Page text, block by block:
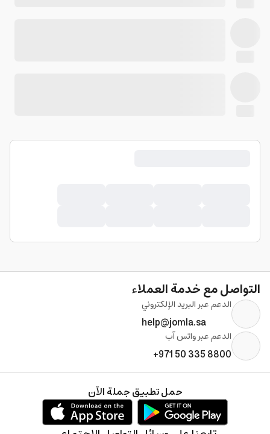
التواصل مع خدمة العملاء
الدعم عبر البريد الإلكتروني
help@jomla.sa
الدعم عبر واتس آب
+971 50 335 8800
حمل تطبيق جملة الآن